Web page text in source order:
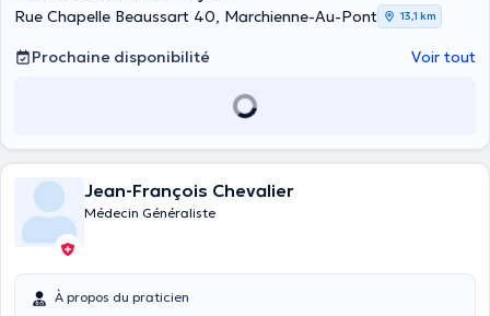
Rue Chapelle Beaussart 40, Marchienne-Au-Pont
13,1 km
Prochaine disponibilité Voir tout
Jean-François Chevalier
Médecin Généraliste
À propos du praticien